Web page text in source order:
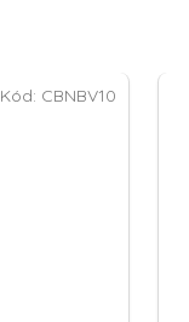
Kód: CBNBV10